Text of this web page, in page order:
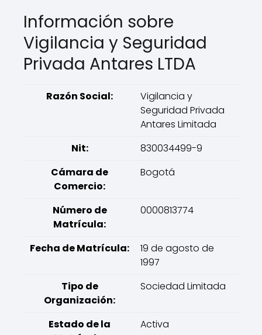
Información sobre
Vigilancia y Seguridad
Privada Antares LTDA
Razón Social:
Vigilancia y
Seguridad Privada
Antares Limitada
Nit:
830034499-9
Cámara de
Comercio:
Bogotá
Número de
Matrícula:
0000813774
Fecha de Matrícula:
19 de agosto de
1997
Tipo de
Organización:
Sociedad Limitada
Estado de la
Activa